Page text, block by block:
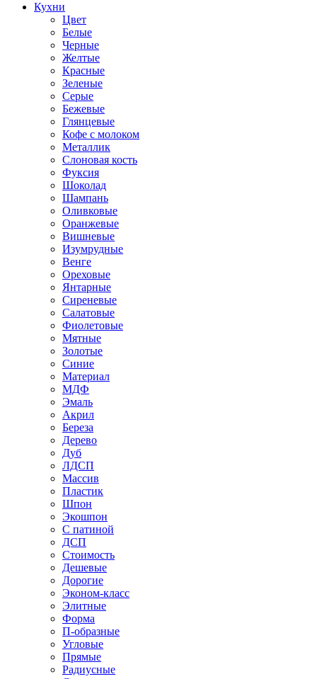
Кухни
Цвет
Белые
Черные
Желтые
Красные
Зеленые
Серые
Бежевые
Глянцевые
Кофе с молоком
Металлик
Слоновая кость
Фуксия
Шоколад
Шампань
Оливковые
Оранжевые
Вишневые
Изумрудные
Венге
Ореховые
Янтарные
Сиреневые
Салатовые
Фиолетовые
Мятные
Золотые
Синие
Материал
МДФ
Эмаль
Акрил
Береза
Дерево
Дуб
ЛДСП
Массив
Пластик
Шпон
Экошпон
С патиной
ДСП
Стоимость
Дешевые
Дорогие
Эконом-класс
Элитные
Форма
П-образные
Угловые
Прямые
Радиусные